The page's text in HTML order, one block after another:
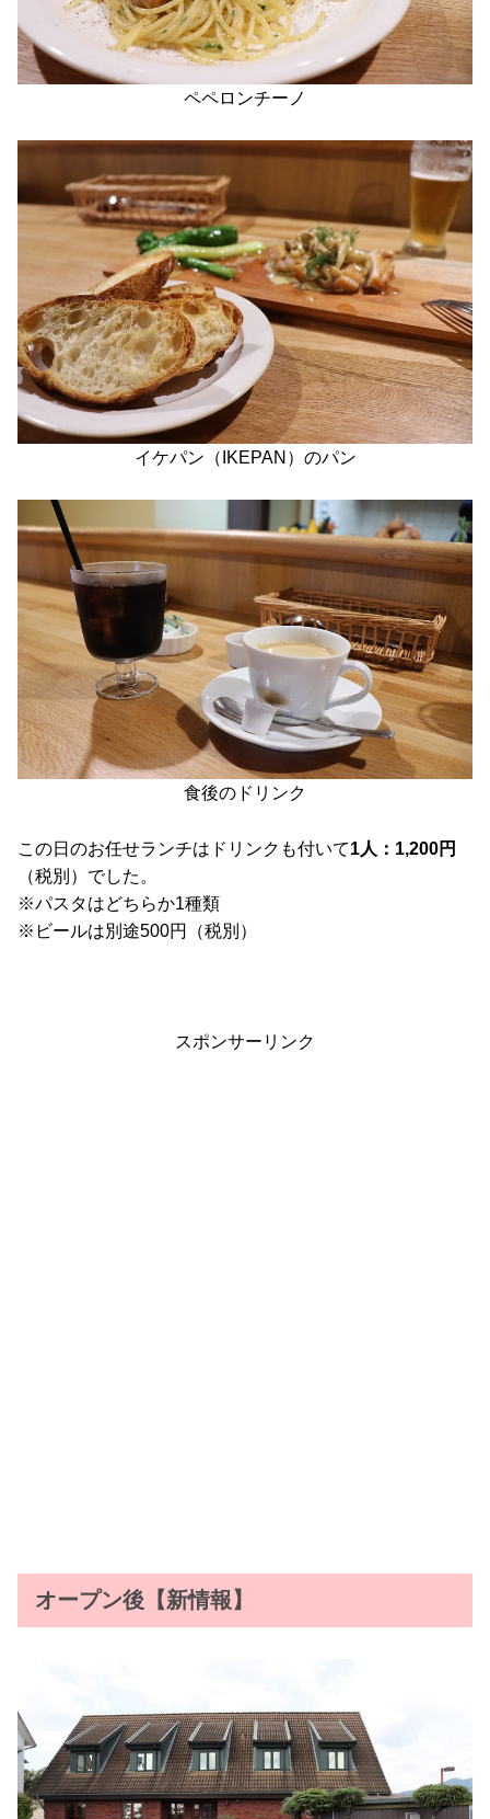
ペペロンチーノ
イケパン（IKEPAN）のパン
食後のドリンク
この日のお任せランチはドリンクも付いて1人：1,200円
（税別）でした。
※パスタはどちらか1種類
※ビールは別途500円（税別）
スポンサーリンク
オープン後【新情報】